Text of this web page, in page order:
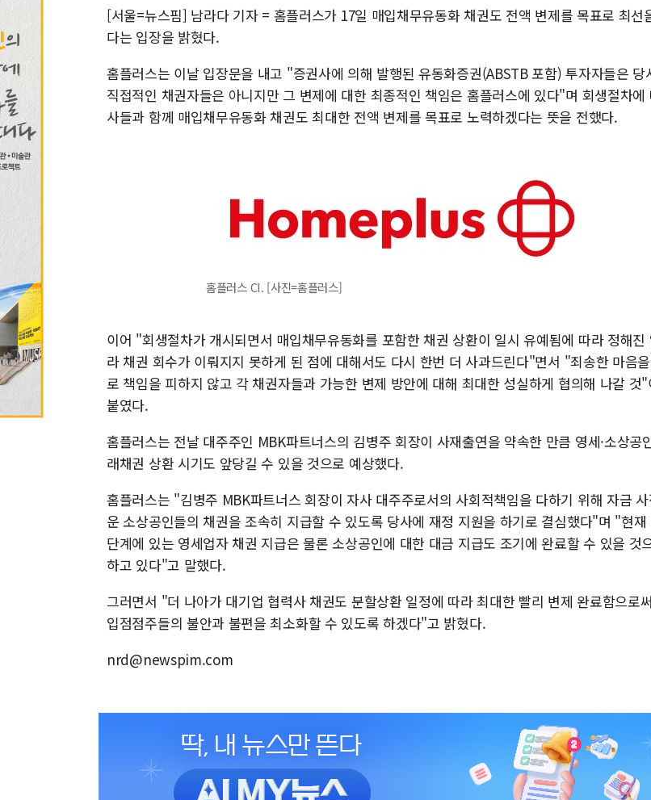
이란와이어 "이란 최고지도자
남동발전, 해남군에 국내 최
[서울=뉴스핌] 남라다 기자 = 홈플러스가 17일 매입채무유동화 채권도 전액 변제를 목표로 최선
다는 입장을 밝혔다.
홈플러스는 이날 입장문을 내고 "증권사에 의해 발행된 유동화증권(ABSTB 포함) 투자자들은 당
직접적인 채권자들은 아니지만 그 변제에 대한 최종적인 책임은 홈플러스에 있다"며 회생절차에
사들과 함께 매입채무유동화 채권도 최대한 전액 변제를 목표로 노력하겠다는 뜻을 전했다.
홈플러스 CI. [사진=홈플러스]
이어 "회생절차가 개시되면서 매입채무유동화를 포함한 채권 상환이 일시 유예됨에 따라 정해진
라 채권 회수가 이뤄지지 못하게 된 점에 대해서도 다시 한번 더 사과드린다"면서 "죄송한 마음
로 책임을 피하지 않고 각 채권자들과 가능한 변제 방안에 대해 최대한 성실하게 협의해 나갈 것
붙였다.
홈플러스는 전날 대주주인 MBK파트너스의 김병주 회장이 사재출연을 약속한 만큼 영세·소상공
래채권 상환 시기도 앞당길 수 있을 것으로 예상했다.
홈플러스는 "김병주 MBK파트너스 회장이 자사 대주주로서의 사회적책임을 다하기 위해 자금
운 소상공인들의 채권을 조속히 지급할 수 있도록 당사에 재정 지원을 하기로 결심했다"며 "현재
단계에 있는 영세업자 채권 지급은 물론 소상공인에 대한 대금 지급도 조기에 완료할 수 있을 것
하고 있다"고 말했다.
그러면서 "더 나아가 대기업 협력사 채권도 분할상환 일정에 따라 최대한 빨리 변제 완료함으로
입점점주들의 불안과 불편을 최소화할 수 있도록 하겠다"고 밝혔다.
nrd@newspim.com